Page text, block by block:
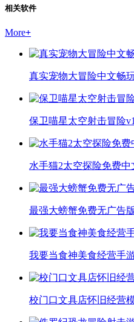
相关软件
More+
真实宠物大冒险中文畅
保卫喵星太空射击冒险
水手猫2太空探险免费中
最强大螃蟹免费无广告
我要当食神美食经营手
校门口文具店怀旧经营